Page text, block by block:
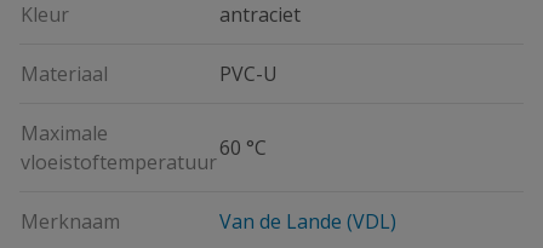
Kleur antraciet
Materiaal PVC-U
Maximale
vloeistoftemperatuur
60 °C
Merknaam Van de Lande (VDL)